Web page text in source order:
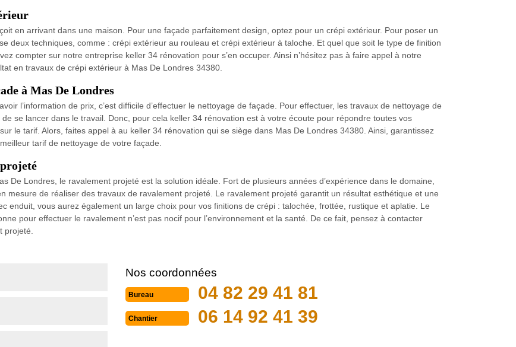
en arrivant dans une maison. Pour une façade parfaitement design, optez pour un crépi extérieur. Pour poser un
deux techniques, comme : crépi extérieur au rouleau et crépi extérieur à taloche. Et quel que soit le type de finition
compter sur notre entreprise keller 34 rénovation pour s’en occuper. Ainsi n’hésitez pas à faire appel à notre
en travaux de crépi extérieur à Mas De Londres 34380.
à Mas De Londres
l’information de prix, c’est difficile d’effectuer le nettoyage de façade. Pour effectuer, les travaux de nettoyage de
se lancer dans le travail. Donc, pour cela keller 34 rénovation est à votre écoute pour répondre toutes vos
le tarif. Alors, faites appel à au keller 34 rénovation qui se siège dans Mas De Londres 34380. Ainsi, garantissez
tarif de nettoyage de votre façade.
De Londres, le ravalement projeté est la solution idéale. Fort de plusieurs années d’expérience dans le domaine,
mesure de réaliser des travaux de ravalement projeté. Le ravalement projeté garantit un résultat esthétique et une
enduit, vous aurez également un large choix pour vos finitions de crépi : talochée, frottée, rustique et aplatie. Le
pour effectuer le ravalement n’est pas nocif pour l’environnement et la santé. De ce fait, pensez à contacter
projeté.
Nos coordonnées
Bureau 04 82 29 41 81
Chantier 06 14 92 41 39